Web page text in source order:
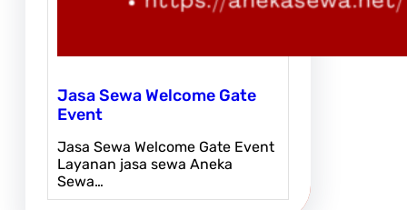
Jasa Sewa Welcome Gate
Event
Jasa Sewa Welcome Gate Event
Layanan jasa sewa Aneka
Sewa…